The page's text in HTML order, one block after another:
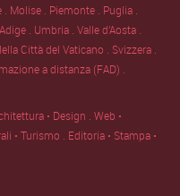
Molise . Piemonte . Puglia .
. Umbria .Valle d'Aosta .
Città del Vaticano . Svizzera .
a distanza (FAD) .
• Design .Web •
• Turismo . Editoria • Stampa •